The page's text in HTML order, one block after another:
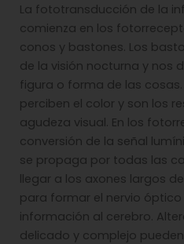
La fototransducción de la
comienza en los
conos y bastones. Los
de la visión nocturna y nos
figura o forma de las
perciben el color y son los
agudeza visual. En los
conversión de la señal
se propaga por todas las
llegar a los axones largos
para formar el nervio
información al cerebro.
delicado y complejo